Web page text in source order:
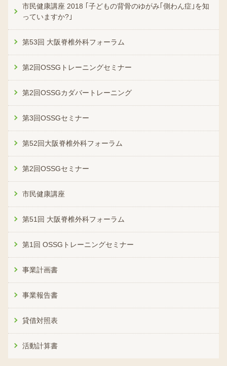
市民健康講座 2018 ｢子どもの背骨のゆがみ｢側わん症｣を知
っていますか?｣
第53回 大阪脊椎外科フォーラム
第2回OSSGトレーニングセミナー
第2回OSSGカダバートレーニング
第3回OSSGセミナー
第52回大阪脊椎外科フォーラム
第2回OSSGセミナー
市民健康講座
第51回 大阪脊椎外科フォーラム
第1回 OSSGトレーニングセミナー
事業計画書
事業報告書
貸借対照表
活動計算書